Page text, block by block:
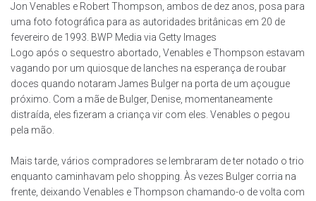
Jon Venables e Robert Thompson, ambos de dez anos, posa para
uma foto fotográfica para as autoridades britânicas em 20 de
fevereiro de 1993. BWP Media via Getty Images
Logo após o sequestro abortado, Venables e Thompson estavam
vagando por um quiosque de lanches na esperança de roubar
doces quando notaram James Bulger na porta de um açougue
próximo. Com a mãe de Bulger, Denise, momentaneamente
distraída, eles fizeram a criança vir com eles. Venables o pegou
pela mão.
Mais tarde, vários compradores se lembraram de ter notado o trio
enquanto caminhavam pelo shopping. Às vezes Bulger corria na
frente, deixando Venables e Thompson chamando-o de volta com